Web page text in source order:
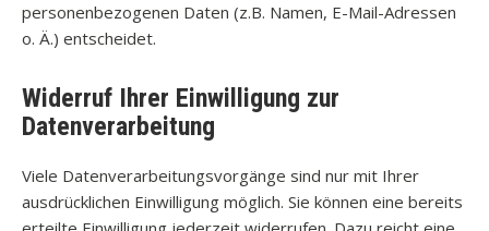
personenbezogenen Daten (z.B. Namen, E-Mail-Adressen
o. Ä.) entscheidet.
Widerruf Ihrer Einwilligung zur
Datenverarbeitung
Viele Datenverarbeitungsvorgänge sind nur mit Ihrer
ausdrücklichen Einwilligung möglich. Sie können eine bereits